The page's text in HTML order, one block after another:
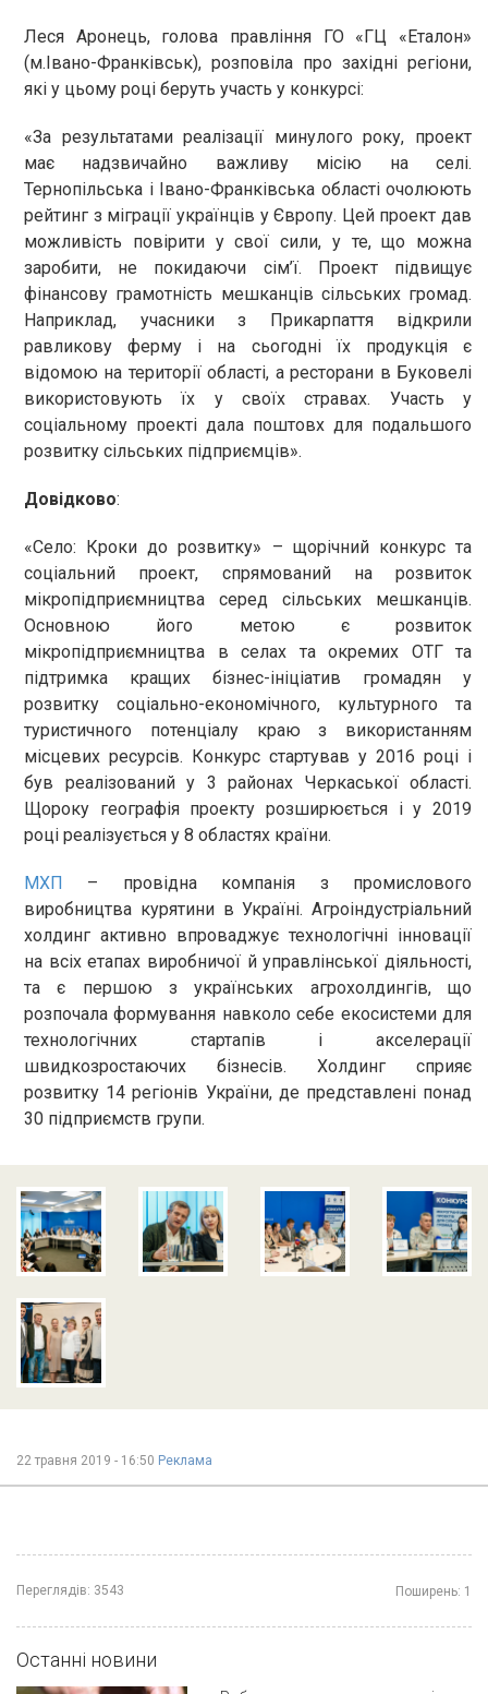
Леся Аронець, голова правління ГО «ГЦ «Еталон»
(м.Івано-Франківськ), розповіла про західні регіони,
які у цьому році беруть участь у конкурсі:
«За результатами реалізації минулого року, проект
має надзвичайно важливу місію на селі.
Тернопільська і Івано-Франківська області очолюють
рейтинг з міграції українців у Європу. Цей проект дав
можливість повірити у свої сили, у те, що можна
заробити, не покидаючи сім’ї. Проект підвищує
фінансову грамотність мешканців сільських громад.
Наприклад, учасники з Прикарпаття відкрили
равликову ферму і на сьогодні їх продукція є
відомою на території області, а ресторани в Буковелі
використовують їх у своїх стравах. Участь у
соціальному проекті дала поштовх для подальшого
розвитку сільських підприємців».
Довідково:
«Село: Кроки до розвитку» – щорічний конкурс та
соціальний проект, спрямований на розвиток
мікропідприємництва серед сільських мешканців.
Основною його метою є розвиток
мікропідприємництва в селах та окремих ОТГ та
підтримка кращих бізнес-ініціатив громадян у
розвитку соціально-економічного, культурного та
туристичного потенціалу краю з використанням
місцевих ресурсів. Конкурс стартував у 2016 році і
був реалізований у 3 районах Черкаської області.
Щороку географія проекту розширюється і у 2019
році реалізується у 8 областях країни.
МХП – провідна компанія з промислового
виробництва курятини в Україні. Агроіндустріальний
холдинг активно впроваджує технологічні інновації
на всіх етапах виробничої й управлінської діяльності,
та є першою з українських агрохолдингів, що
розпочала формування навколо себе екосистеми для
технологічних стартапів і акселерації
швидкозростаючих бізнесів. Холдинг сприяє
розвитку 14 регіонів України, де представлені понад
30 підприємств групи.
22 травня 2019 - 16:50 Реклама
Переглядів: 3543 Поширень: 1
Останні новини